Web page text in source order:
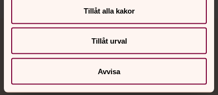
Tillåt alla kakor
Tillåt urval
Avvisa
Jourhavande präst
Akut samtals- och krisstöd. Prata eller chatta anonymt
med en präst på kvällar och nätter.